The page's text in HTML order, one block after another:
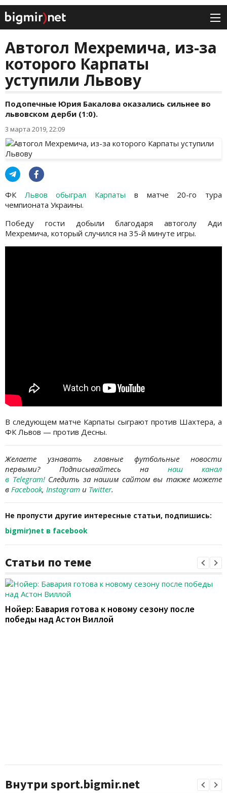
Автогол Мехремича, из-за
которого Карпаты
уступили Львову
Подопечные Юрия Бакалова оказались сильнее во
львовском дерби (1:0).
3 марта 2019, 22:09
ФК Львов обыграл Карпаты в матче 20-го тура
чемпионата Украины.
Победу гости добыли благодаря автоголу Ади
Мехремича, который случился на 35-й минуте игры.
В следующем матче Карпаты сыграют против Шахтера, а
ФК Львов — против Десны.
Желаете узнавать
главные футбольные новости
первыми? Подписывайтесь на наш канал
в Telegram!Следить за нашим сайтом вы также можете
в Facebook, Instagram и Twitter.
Не пропусти другие интересные статьи, подпишись:
bigmir)net в facebook
Статьи по теме
Нойер: Бавария готова к новому сезону после
победы над Астон Виллой
Внутри sport.bigmir.net